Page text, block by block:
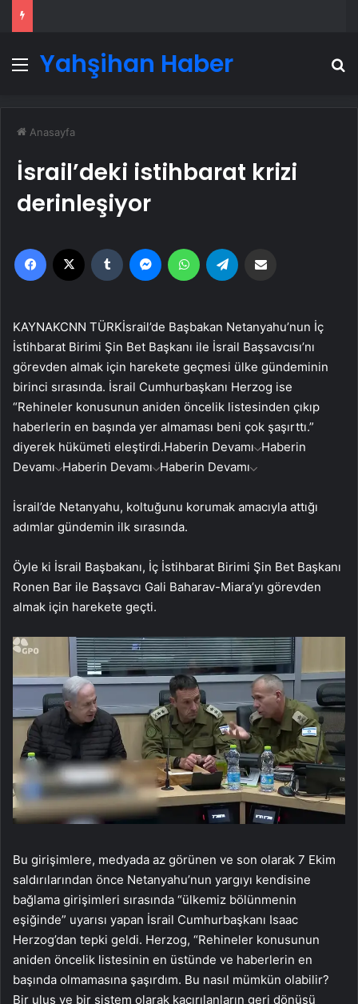
Menü
Yahşihan Haber
Anasayfa
İsrail’deki istihbarat krizi
derinleşiyor
Facebook Tumblr MessengerWhatsApp
KAYNAKCNN TÜRKİsrail’de Başbakan Netanyahu’nun İç
İstihbarat Birimi Şin Bet Başkanı ile İsrail Başsavcısı’nı
görevden almak için harekete geçmesi ülke gündeminin
birinci sırasında. İsrail Cumhurbaşkanı Herzog ise
“Rehineler konusunun aniden öncelik listesinden çıkıp
haberlerin en başında yer almaması beni çok şaşırttı.”
diyerek hükümeti eleştirdi.Haberin Devamı Haberin
Devamı Haberin Devamı Haberin Devamı
İsrail’de Netanyahu, koltuğunu korumak amacıyla attığı
adımlar gündemin ilk sırasında.
Öyle ki İsrail Başbakanı, İç İstihbarat Birimi Şin Bet Başkanı
Ronen Bar ile Başsavcı Gali Baharav-Miara’yı görevden
almak için harekete geçti.
Bu girişimlere, medyada az görünen ve son olarak 7 Ekim
saldırılarından önce Netanyahu’nun yargıyı kendisine
bağlama girişimleri sırasında “ülkemiz bölünmenin
eşiğinde” uyarısı yapan İsrail Cumhurbaşkanı Isaac
Herzog’dan tepki geldi. Herzog, “Rehineler konusunun
aniden öncelik listesinin en üstünde ve haberlerin en
başında olmamasına şaşırdım. Bu nasıl mümkün olabilir?
Bir ulus ve bir sistem olarak kaçırılanların geri dönüşü